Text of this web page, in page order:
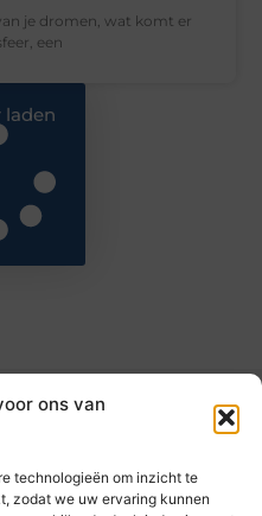
ons van
technologieën om inzicht te
zodat we uw ervaring kunnen
je dromen, wat komt er
een
laden